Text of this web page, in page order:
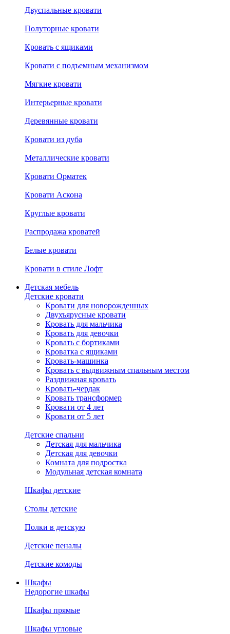
Двуспальные кровати
Полуторные кровати
Кровать с ящиками
Кровати с подъемным механизмом
Мягкие кровати
Интерьерные кровати
Деревянные кровати
Кровати из дуба
Металлические кровати
Кровати Орматек
Кровати Аскона
Круглые кровати
Распродажа кроватей
Белые кровати
Кровати в стиле Лофт
Детская мебель
Детские кровати
Кровати для новорожденных
Двухъярусные кровати
Кровать для мальчика
Кровать для девочки
Кровать с бортиками
Кроватка с ящиками
Кровать-машинка
Кровать с выдвижным спальным местом
Раздвижная кровать
Кровать-чердак
Кровать трансформер
Кровати от 4 лет
Кровати от 5 лет
Детские спальни
Детская для мальчика
Детская для девочки
Комната для подростка
Модульная детская комната
Шкафы детские
Столы детские
Полки в детскую
Детские пеналы
Детские комоды
Шкафы
Недорогие шкафы
Шкафы прямые
Шкафы угловые